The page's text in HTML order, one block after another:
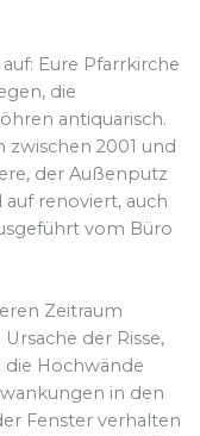
Eure Pfarrkirche
die
antiquarisch.
2001 und
der Außenputz
renoviert, auch
vom Büro
Zeitraum
der Risse,
die Hochwände
in den
Fenster verhalten